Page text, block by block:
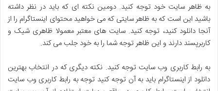
به ظاهر سایت خود توجه کنید. دومین نکته ای که باید در نظر داشته
باشید این است که به ظاهر سایتی که می خواهید محتوای اینستاگرام را از
آنجا دانلود کنید، توجه کنید. سایت های معتبر معمولا ظاهری شیک و
کاربرپسند دارند و این ظاهر توجه شما را به خود جلب می کند.
به رابط کاربری وب سایت توجه کنید. نکته دیگری که در انتخاب بهترین
دانلود از اینستاگرام باید به آن توجه کنید توجه به رابط کاربری وب سایت